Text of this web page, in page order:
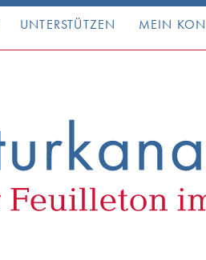
UNTERSTÜTZEN MEIN